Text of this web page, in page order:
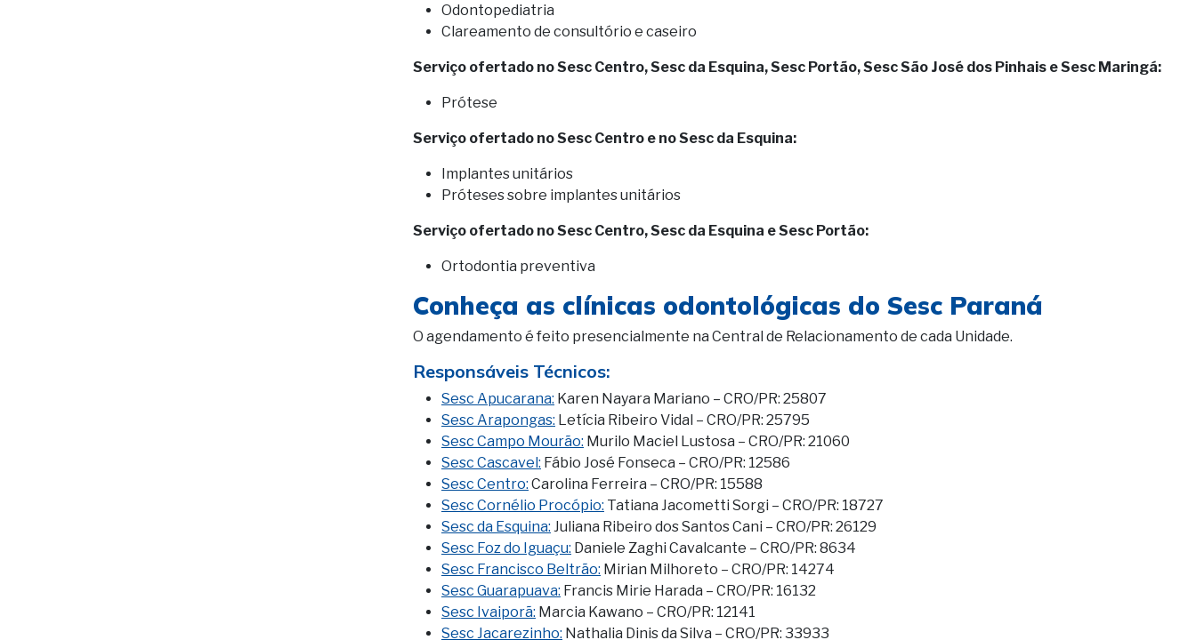
Odontopediatria
Clareamento de consultório e caseiro
Serviço ofertado no Sesc Centro, Sesc da Esquina, Sesc Portão, Sesc São José dos Pinhais e Sesc Maringá:
Prótese
Serviço ofertado no Sesc Centro e no Sesc da Esquina:
Implantes unitários
Próteses sobre implantes unitários
Serviço ofertado no Sesc Centro, Sesc da Esquina e Sesc Portão:
Ortodontia preventiva
Conheça as clínicas odontológicas do Sesc Paraná
O agendamento é feito presencialmente na Central de Relacionamento de cada Unidade.
Responsáveis Técnicos:
Sesc Apucarana: Karen Nayara Mariano – CRO/PR: 25807
Sesc Arapongas: Letícia Ribeiro Vidal – CRO/PR: 25795
Sesc Campo Mourão: Murilo Maciel Lustosa – CRO/PR: 21060
Sesc Cascavel: Fábio José Fonseca – CRO/PR: 12586
Sesc Centro: Carolina Ferreira – CRO/PR: 15588
Sesc Cornélio Procópio: Tatiana Jacometti Sorgi – CRO/PR: 18727
Sesc da Esquina: Juliana Ribeiro dos Santos Cani – CRO/PR: 26129
Sesc Foz do Iguaçu: Daniele Zaghi Cavalcante – CRO/PR: 8634
Sesc Francisco Beltrão: Mirian Milhoreto – CRO/PR: 14274
Sesc Guarapuava: Francis Mirie Harada – CRO/PR: 16132
Sesc Ivaiporã: Marcia Kawano – CRO/PR: 12141
Sesc Jacarezinho: Nathalia Dinis da Silva – CRO/PR: 33933